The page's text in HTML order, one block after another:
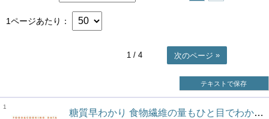
1ページあたり
1 / 4 次のページ
テキストで保存
1
糖質早わかり 食物繊維の量もひと目でわかる Food & cooking data